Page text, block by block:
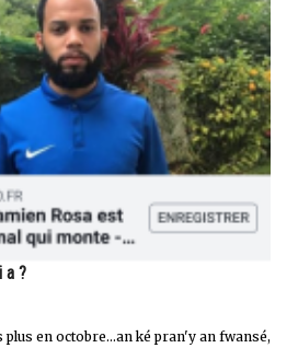
a ?
en octobre...an ké pran'y an fwansé,